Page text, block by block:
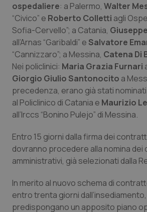
Veneto
Oncoematologia
Oncologia & Nutrizione
Psoriasi & pelle
Quotidiano Cardiologia
Quotidiano Chirurgia
Quotidiano Oncologia
Rene & patologie urogenitali
ospedaliere: a Palermo, Walter
“Civico” e Roberto Colletti agli
Sofia-Cervello”; a Catania,
all’Arnas “Garibaldi” e Salvatore
“Cannizzaro”; a Messina, Catena Di
Nei policlinici: Maria Grazia Furnari
Giorgio Giulio Santonocito a
precedenza, erano già stati nominati
al Policlinico di Catania e Maurizio
all’Irccs “Bonino Pulejo” di Messina.
Entro 15 giorni dalla firma dei
dovranno procedere alla nomina dei
amministrativi, già selezionati dalla
In merito al nuovo schema di
entro trenta giorni
predispongano un apposito piano